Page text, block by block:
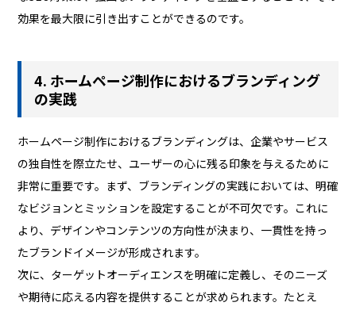
効果を最大限に引き出すことができるのです。
4. ホームページ制作におけるブランディング
の実践
ホームページ制作におけるブランディングは、企業やサービス
の独自性を際立たせ、ユーザーの心に残る印象を与えるために
非常に重要です。まず、ブランディングの実践においては、明確
なビジョンとミッションを設定することが不可欠です。これに
より、デザインやコンテンツの方向性が決まり、一貫性を持っ
たブランドイメージが形成されます。
次に、ターゲットオーディエンスを明確に定義し、そのニーズ
や期待に応える内容を提供することが求められます。たとえ